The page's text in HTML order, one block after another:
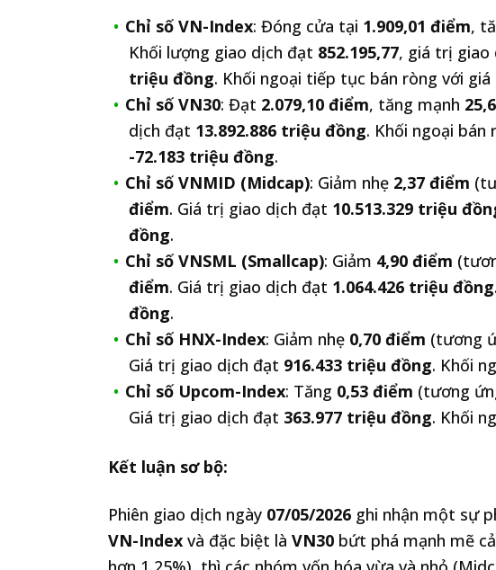
Chỉ số VN-Index: Đóng cửa tại 1.909,01 điểm,
Khối lượng giao dịch đạt 852.195,77, giá trị giao
triệu đồng. Khối ngoại tiếp tục bán ròng với
Chỉ số VN30: Đạt 2.079,10 điểm, tăng mạnh
dịch đạt 13.892.886 triệu đồng. Khối ngoại bán
-72.183 triệu đồng.
Chỉ số VNMID (Midcap): Giảm nhẹ 2,37 điểm
điểm. Giá trị giao dịch đạt 10.513.329 triệu
đồng.
Chỉ số VNSML (Smallcap): Giảm 4,90 điểm
điểm. Giá trị giao dịch đạt 1.064.426 triệu đồng
đồng.
Chỉ số HNX-Index: Giảm nhẹ 0,70 điểm (tương
Giá trị giao dịch đạt 916.433 triệu đồng. Khối
Chỉ số Upcom-Index: Tăng 0,53 điểm (tương
Giá trị giao dịch đạt 363.977 triệu đồng. Khối
Kết luận sơ bộ:
Phiên giao dịch ngày 07/05/2026 ghi nhận một sự
VN-Index và đặc biệt là VN30 bứt phá mạnh mẽ